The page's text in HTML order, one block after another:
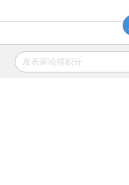
财新移动
发表评论得积分